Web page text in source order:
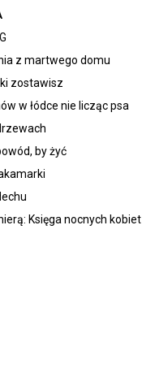
z martwego domu
zostawisz
w łódce nie licząc psa
by żyć
Księga nocnych kobiet